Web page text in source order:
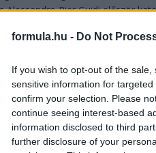
formula.hu - Do Not
If you wish to opt-out of the
sensitive information for
confirm your selection. Please
continue seeing interest-based
information disclosed to third
further disclosure of your
Alessandro Pier Guidi először
Brunival, Lietzcel és
Tandy és Pilet. A
megkezdjük az
tévedünk... Az amatőr
hanem "önállóan" nevezett
és Felipe Fraga.
Patrick Lindseyvel és Egidio